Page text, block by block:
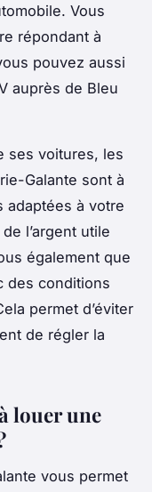
Vous
répondant à
pouvez aussi
auprès de Bleu
ses voitures, les
Galante sont à
adaptées à votre
l’argent utile
également que
des conditions
permet d’éviter
de régler la
louer une
vous permet